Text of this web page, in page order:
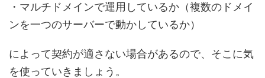
・マルチドメインで運用しているか（複数のドメイ
ンを一つのサーバーで動かしているか）
によって契約が適さない場合があるので、そこに気
を使っていきましょう。